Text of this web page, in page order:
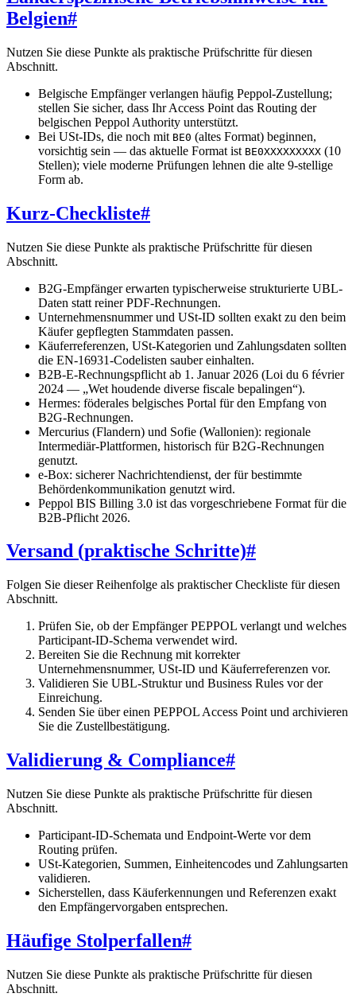
Belgien#
Nutzen Sie diese Punkte als praktische Prüfschritte für diesen
Abschnitt.
Belgische Empfänger verlangen häufig Peppol-Zustellung;
stellen Sie sicher, dass Ihr Access Point das Routing der
belgischen Peppol Authority unterstützt.
Bei USt-IDs, die noch mit BE0 (altes Format) beginnen,
vorsichtig sein — das aktuelle Format ist BE0XXXXXXXXX (10
Stellen); viele moderne Prüfungen lehnen die alte 9-stellige
Form ab.
Kurz-Checkliste#
Nutzen Sie diese Punkte als praktische Prüfschritte für diesen
Abschnitt.
B2G-Empfänger erwarten typischerweise strukturierte UBL-
Daten statt reiner PDF-Rechnungen.
Unternehmensnummer und USt-ID sollten exakt zu den beim
Käufer gepflegten Stammdaten passen.
Käuferreferenzen, USt-Kategorien und Zahlungsdaten sollten
die EN-16931-Codelisten sauber einhalten.
B2B-E-Rechnungspflicht ab 1. Januar 2026 (Loi du 6 février
2024 — „Wet houdende diverse fiscale bepalingen“).
Hermes: föderales belgisches Portal für den Empfang von
B2G-Rechnungen.
Mercurius (Flandern) und Sofie (Wallonien): regionale
Intermediär-Plattformen, historisch für B2G-Rechnungen
genutzt.
e-Box: sicherer Nachrichtendienst, der für bestimmte
Behördenkommunikation genutzt wird.
Peppol BIS Billing 3.0 ist das vorgeschriebene Format für die
B2B-Pflicht 2026.
Versand (praktische Schritte)#
Folgen Sie dieser Reihenfolge als praktischer Checkliste für diesen
Abschnitt.
Prüfen Sie, ob der Empfänger PEPPOL verlangt und welches
Participant-ID-Schema verwendet wird.
Bereiten Sie die Rechnung mit korrekter
Unternehmensnummer, USt-ID und Käuferreferenzen vor.
Validieren Sie UBL-Struktur und Business Rules vor der
Einreichung.
Senden Sie über einen PEPPOL Access Point und archivieren
Sie die Zustellbestätigung.
Validierung & Compliance#
Nutzen Sie diese Punkte als praktische Prüfschritte für diesen
Abschnitt.
Participant-ID-Schemata und Endpoint-Werte vor dem
Routing prüfen.
USt-Kategorien, Summen, Einheitencodes und Zahlungsarten
validieren.
Sicherstellen, dass Käuferkennungen und Referenzen exakt
den Empfängervorgaben entsprechen.
Häufige Stolperfallen#
Nutzen Sie diese Punkte als praktische Prüfschritte für diesen
Abschnitt.